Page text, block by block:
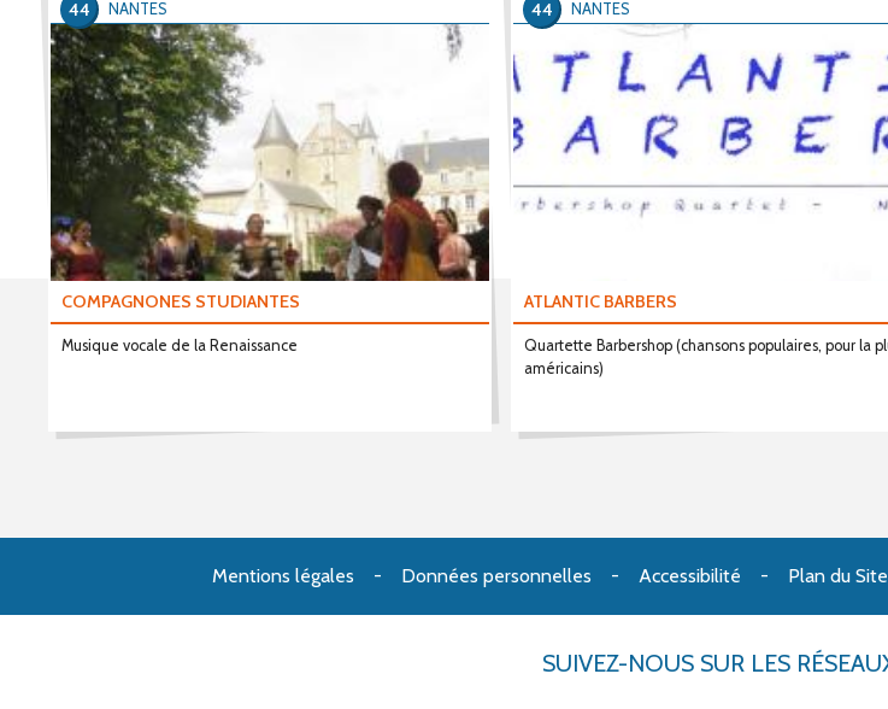
COMPAGNONES STUDIANTES
Musique vocale de la Renaissance
NANTES
44
ATLANTIC BARBERS
Quartette Barbershop (chansons populaires, pour la
américains)
NANTES
44
Mentions légales Données personnelles Accessibilité Plan du Site
SUIVEZ-NOUS SUR LES